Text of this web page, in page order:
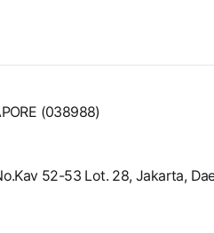
(038988)
52-53 Lot. 28, Jakarta,